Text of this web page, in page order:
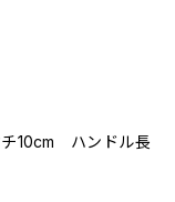
10cm ハンドル長